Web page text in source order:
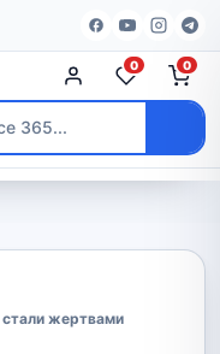
0 0
стали жертвами